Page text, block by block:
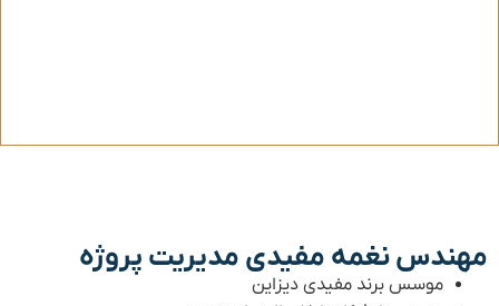
مهندس نغمه مفیدی مدیریت پروژه
موسس برند مفیدی دیزاین